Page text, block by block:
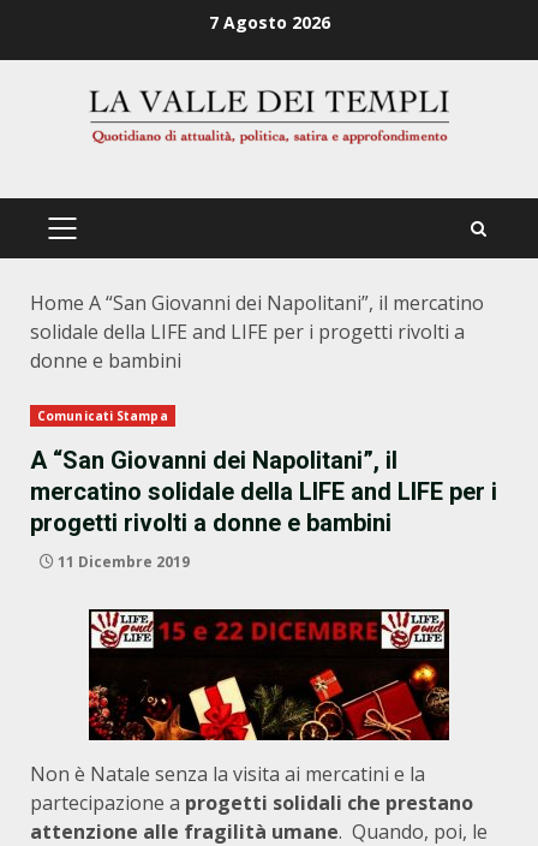
7 Agosto 2026
PRIMÄRES
Home A “San Giovanni dei Napolitani”, il mercatino
solidale della LIFE and LIFE per i progetti rivolti a
donne e bambini
Comunicati Stampa
A “San Giovanni dei Napolitani”, il
mercatino solidale della LIFE and LIFE per i
progetti rivolti a donne e bambini
11 Dicembre 2019
Non è Natale senza la visita ai mercatini e la
partecipazione a progetti solidali che prestano
attenzione alle fragilità umane. Quando, poi, le